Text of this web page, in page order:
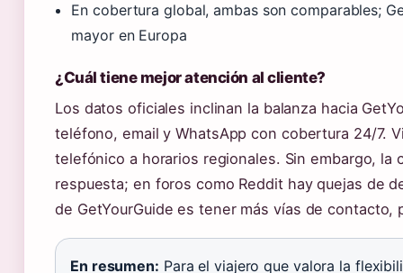
En cobertura global, ambas son comparables;
mayor en Europa
¿Cuál tiene mejor atención al cliente?
Los datos oficiales inclinan la balanza hacia
teléfono, email y WhatsApp con cobertura 24/7.
telefónico a horarios regionales. Sin embargo, la
respuesta; en foros como Reddit hay quejas de
de GetYourGuide es tener más vías de contacto,
En resumen: Para el viajero que valora la